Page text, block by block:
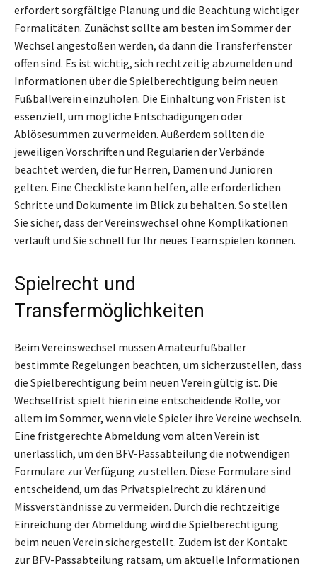
erfordert sorgfältige Planung und die Beachtung wichtiger
Formalitäten. Zunächst sollte am besten im Sommer der
Wechsel angestoßen werden, da dann die Transferfenster
offen sind. Es ist wichtig, sich rechtzeitig abzumelden und
Informationen über die Spielberechtigung beim neuen
Fußballverein einzuholen. Die Einhaltung von Fristen ist
essenziell, um mögliche Entschädigungen oder
Ablösesummen zu vermeiden. Außerdem sollten die
jeweiligen Vorschriften und Regularien der Verbände
beachtet werden, die für Herren, Damen und Junioren
gelten. Eine Checkliste kann helfen, alle erforderlichen
Schritte und Dokumente im Blick zu behalten. So stellen
Sie sicher, dass der Vereinswechsel ohne Komplikationen
verläuft und Sie schnell für Ihr neues Team spielen können.
Spielrecht und
Transfermöglichkeiten
Beim Vereinswechsel müssen Amateurfußballer
bestimmte Regelungen beachten, um sicherzustellen, dass
die Spielberechtigung beim neuen Verein gültig ist. Die
Wechselfrist spielt hierin eine entscheidende Rolle, vor
allem im Sommer, wenn viele Spieler ihre Vereine wechseln.
Eine fristgerechte Abmeldung vom alten Verein ist
unerlässlich, um den BFV-Passabteilung die notwendigen
Formulare zur Verfügung zu stellen. Diese Formulare sind
entscheidend, um das Privatspielrecht zu klären und
Missverständnisse zu vermeiden. Durch die rechtzeitige
Einreichung der Abmeldung wird die Spielberechtigung
beim neuen Verein sichergestellt. Zudem ist der Kontakt
zur BFV-Passabteilung ratsam, um aktuelle Informationen